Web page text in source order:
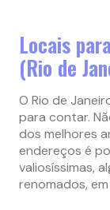
Locais
(Rio de
O Rio de
para contar.
dos melhores
endereços é
valiosíssimas,
renomados,